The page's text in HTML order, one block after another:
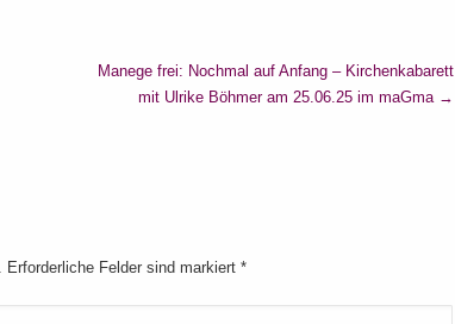
Manege frei: Nochmal auf Anfang – Kirchenkabarett
mit Ulrike Böhmer am 25.06.25 im maGma →
Erforderliche Felder sind markiert *